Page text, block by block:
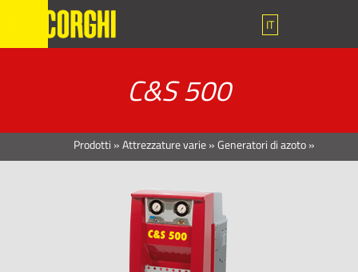
IT
C&S 500
Prodotti »Attrezzature varie»Generatori di azoto»